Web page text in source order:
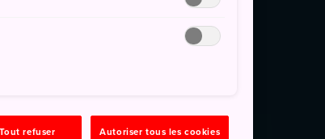
Tout refuser Autoriser tous les cookies